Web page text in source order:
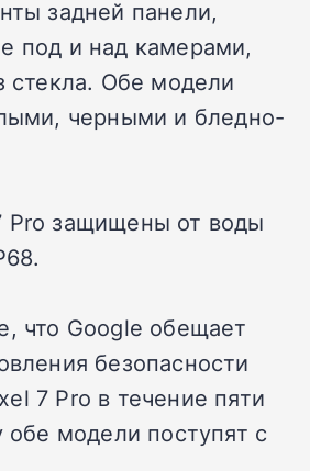
задней панели,
под и над камерами,
стекла. Обе модели
черными и бледно-
Pro защищены от воды
что Google обещает
безопасности
7 Pro в течение пяти
модели поступят с